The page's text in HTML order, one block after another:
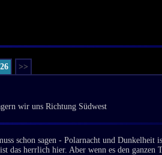
>>
wir uns Richtung Südwest
schon sagen - Polarnacht und
das herrlich hier. Aber wenn es den